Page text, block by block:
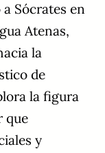
Sócrates en
Atenas,
la
de
la figura
que
y